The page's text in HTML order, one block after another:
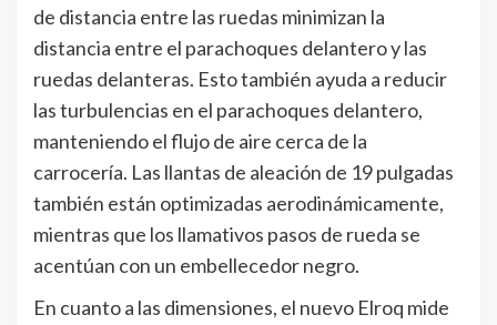
de distancia entre las ruedas minimizan la
distancia entre el parachoques delantero y las
ruedas delanteras. Esto también ayuda a reducir
las turbulencias en el parachoques delantero,
manteniendo el flujo de aire cerca de la
carrocería. Las llantas de aleación de 19 pulgadas
también están optimizadas aerodinámicamente,
mientras que los llamativos pasos de rueda se
acentúan con un embellecedor negro.
En cuanto a las dimensiones, el nuevo Elroq mide